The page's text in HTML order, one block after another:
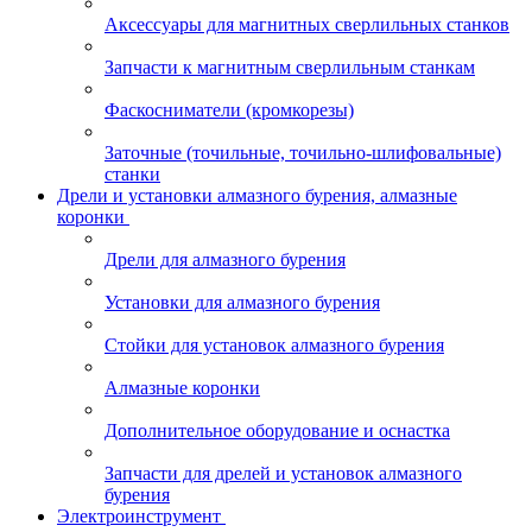
Аксессуары для магнитных сверлильных станков
Запчасти к магнитным сверлильным станкам
Фаскосниматели (кромкорезы)
Заточные (точильные, точильно-шлифовальные)
станки
Дрели и установки алмазного бурения, алмазные
коронки
Дрели для алмазного бурения
Установки для алмазного бурения
Стойки для установок алмазного бурения
Алмазные коронки
Дополнительное оборудование и оснастка
Запчасти для дрелей и установок алмазного
бурения
Электроинструмент